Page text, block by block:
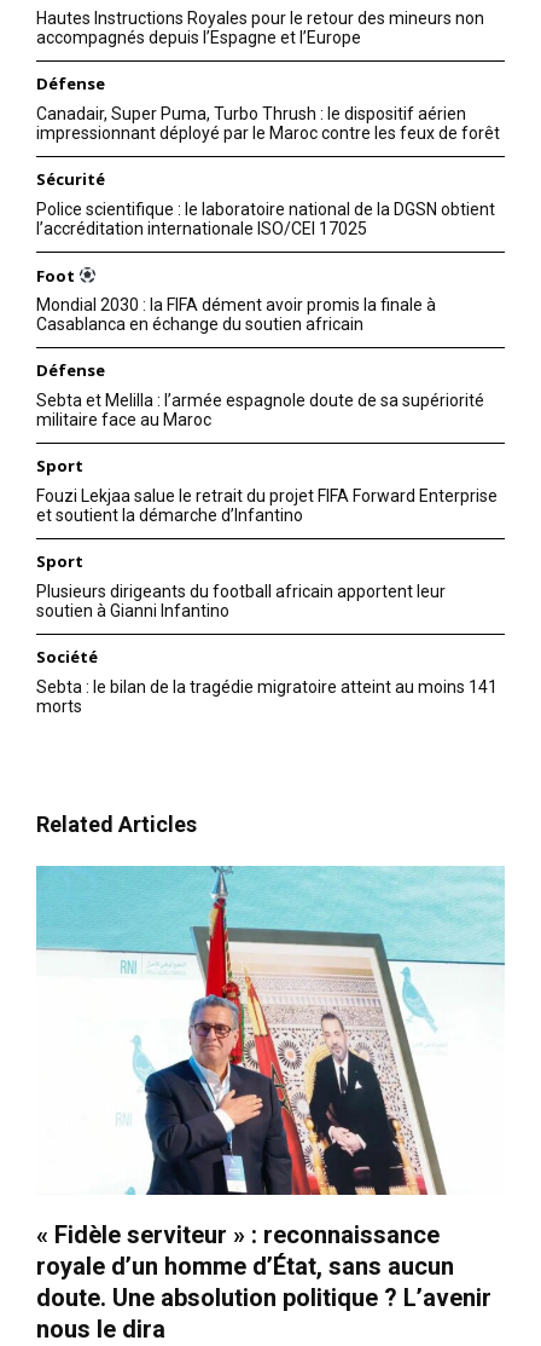
Hautes Instructions Royales pour le retour des mineurs non
accompagnés depuis l’Espagne et l’Europe
Défense
Canadair, Super Puma, Turbo Thrush : le dispositif aérien
impressionnant déployé par le Maroc contre les feux de forêt
Sécurité
Police scientifique : le laboratoire national de la DGSN obtient
l’accréditation internationale ISO/CEI 17025
Foot
Mondial 2030 : la FIFA dément avoir promis la finale à
Casablanca en échange du soutien africain
Défense
Sebta et Melilla : l’armée espagnole doute de sa supériorité
militaire face au Maroc
Sport
Fouzi Lekjaa salue le retrait du projet FIFA Forward Enterprise
et soutient la démarche d’Infantino
Sport
Plusieurs dirigeants du football africain apportent leur
soutien à Gianni Infantino
Société
Sebta : le bilan de la tragédie migratoire atteint au moins 141
morts
Related Articles
« Fidèle serviteur » : reconnaissance
royale d’un homme d’État, sans aucun
doute. Une absolution politique ? L’avenir
nous le dira